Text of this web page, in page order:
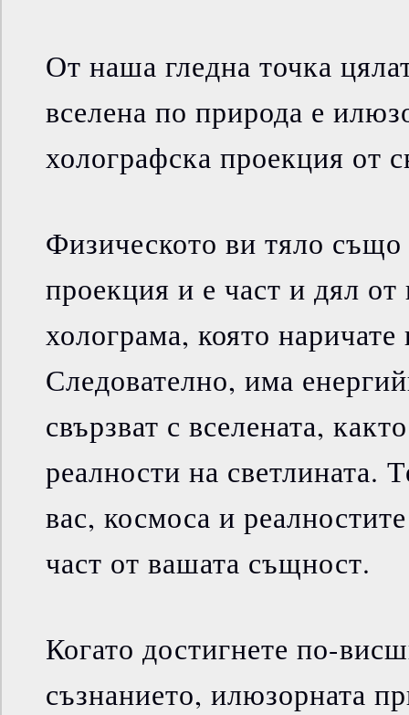
От наша гледна точка
вселена по природа е
холографска проекция от
Физическото ви тяло също
проекция и е част и дял от
холограма, която
Следователно, има
свързват с вселената,
реалности на светлината.
вас, космоса и
част от вашата същност.
Когато достигнете по-
съзнанието, илюзорната